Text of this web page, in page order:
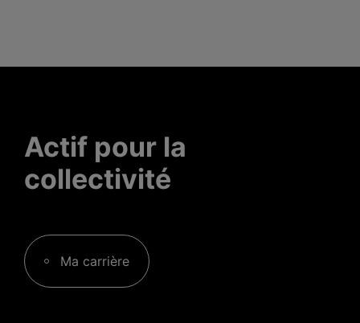
Actif pour la
collectivité
Ma carrière